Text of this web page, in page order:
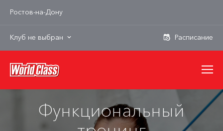
Ростов-на-Дону
Клуб не выбран
Функциональный